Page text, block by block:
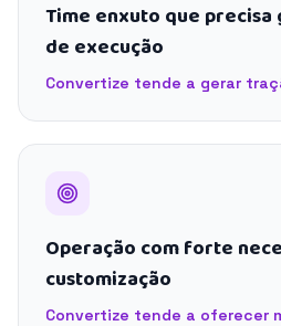
Time enxuto que
de execução
Convertize tende a gerar
Operação com forte
customização
Convertize tende a oferecer